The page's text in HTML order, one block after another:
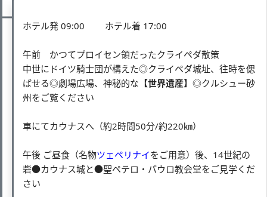
ホテル発 09:00 ホテル着 17:00
午前 かつてプロイセン領だったクライペダ散策
中世にドイツ騎士団が構えた◎クライペダ城址、往時を偲
ばせる◎劇場広場、神秘的な 【世界遺産】 ◎クルシュー砂
州をご覧ください
車にてカウナスへ（約2時間50分/約220㎞）
午後 ご昼食（名物ツェペリナイをご用意）後、14世紀の
砦●カウナス城と●聖ペテロ・パウロ教会堂をご見学くだ
さい